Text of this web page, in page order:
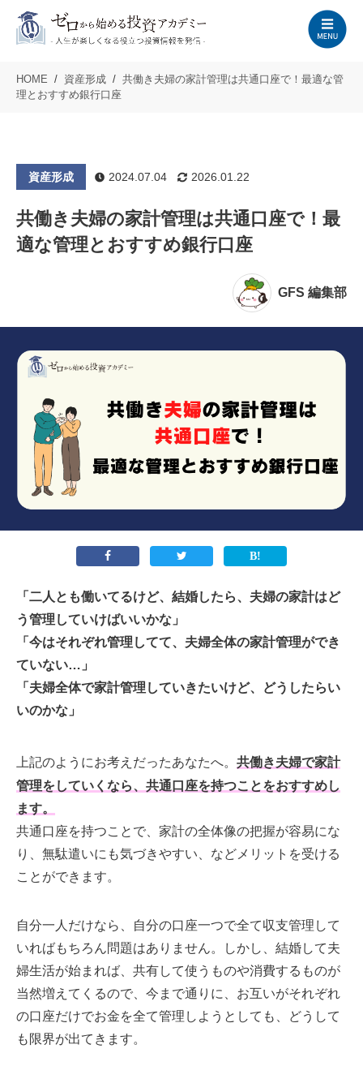
HOME 資産形成
共働き夫婦の家計管理は共通口座で！最適な管
理とおすすめ銀行口座
資産形成 2024.07.04 2026.01.22
共働き夫婦の家計管理は共通口座で！最
適な管理とおすすめ銀行口座
GFS 編集部
「二人とも働いてるけど、結婚したら、夫婦の家計はど
う管理していけばいいかな」
「今はそれぞれ管理してて、夫婦全体の家計管理ができ
ていない…」
「夫婦全体で家計管理していきたいけど、どうしたらい
いのかな」
上記のようにお考えだったあなたへ。 共働き夫婦で家計
管理をしていくなら、共通口座を持つことをおすすめし
ます。
共通口座を持つことで、家計の全体像の把握が容易にな
り、無駄遣いにも気づきやすい、などメリットを受ける
ことができます。
自分一人だけなら、自分の口座一つで全て収支管理して
いればもちろん問題はありません。しかし、結婚して夫
婦生活が始まれば、共有して使うものや消費するものが
当然増えてくるので、今まで通りに、お互いがそれぞれ
の口座だけでお金を全て管理しようとしても、どうして
も限界が出てきます。